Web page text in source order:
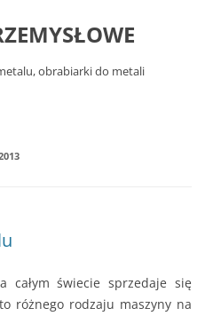
obrabiarki do metali
całym świecie sprzedaje się
różnego rodzaju maszyny na